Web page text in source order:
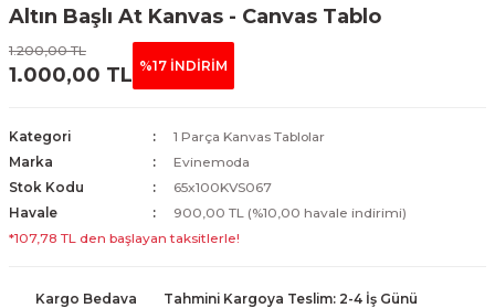
Tablolar
Tablolar
Altın Başlı At Kanvas - Canvas Tablo
1.200,00 TL
1.000,00 TL %17 İNDİRİM
Kategori
1 Parça Kanvas Tablolar
Marka
Evinemoda
Stok Kodu
65x100KVS067
Havale
900,00 TL (%10,00 havale indirimi)
*107,78 TL den başlayan taksitlerle!
Kargo Bedava Tahmini Kargoya Teslim: 2-4 İş Günü